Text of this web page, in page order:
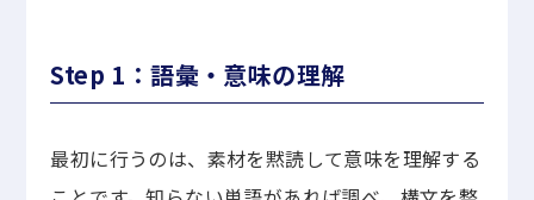
Step 1：語彙・意味の理解
最初に行うのは、素材を黙読して意味を理解する